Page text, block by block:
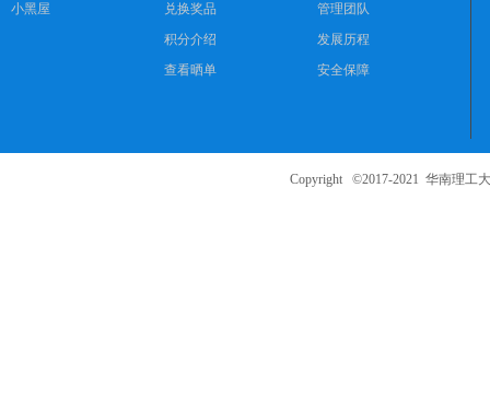
小黑屋
兑换奖品
积分介绍
查看晒单
管理团队
发展历程
安全保障
Copyright ©2017-2021 华南理工